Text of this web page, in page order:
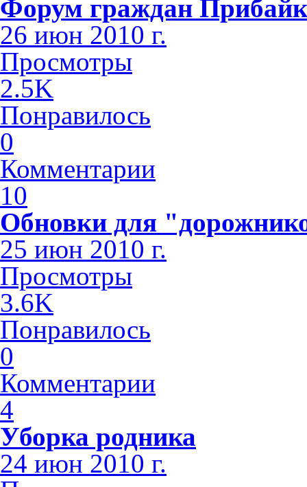
Форум граждан
26 июн 2010 г.
Просмотры
2.5K
Понравилось
0
Комментарии
10
Обновки для
25 июн 2010 г.
Просмотры
3.6K
Понравилось
0
Комментарии
4
Уборка родника
24 июн 2010 г.